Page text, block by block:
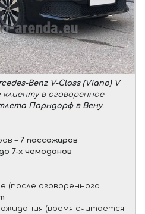
Benz V-Class (Viano) V
клиенту в оговоренное
Парндорф в Вену.
– 7 пассажиров
7-х чемоданов
(после оговоренного
(время считается